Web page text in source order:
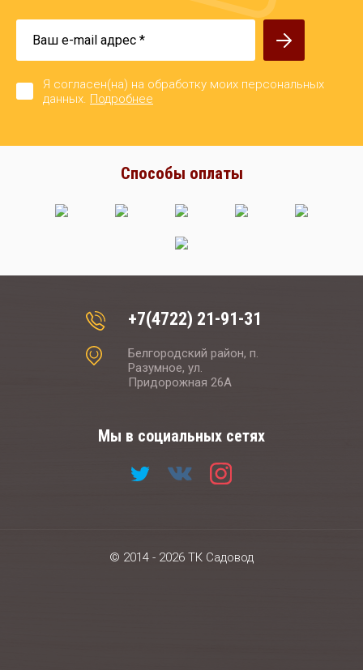
Я согласен(на) на обработку моих персональных
данных. Подробнее
Способы оплаты
+7(4722) 21-91-31
Белгородский район, п.
Разумное, ул.
Придорожная 26А
Мы в социальных сетях
© 2014 - 2026 ТК Садовод